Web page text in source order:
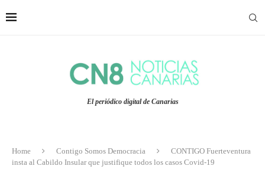
El periódico digital de Canarias
Home Contigo Somos Democracia
CONTIGO Fuerteventura
insta al Cabildo Insular que justifique todos los casos Covid-19